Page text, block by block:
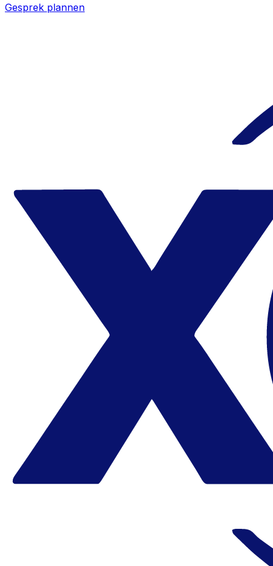
Gesprek plannen